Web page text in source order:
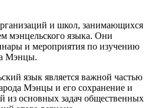
и школ, занимающихся
мэнцельского языка. Они
и мероприятия по изучению
Мэнцы.
язык является важной частью
Мэнцы и его сохранение и
из основных задач общественных